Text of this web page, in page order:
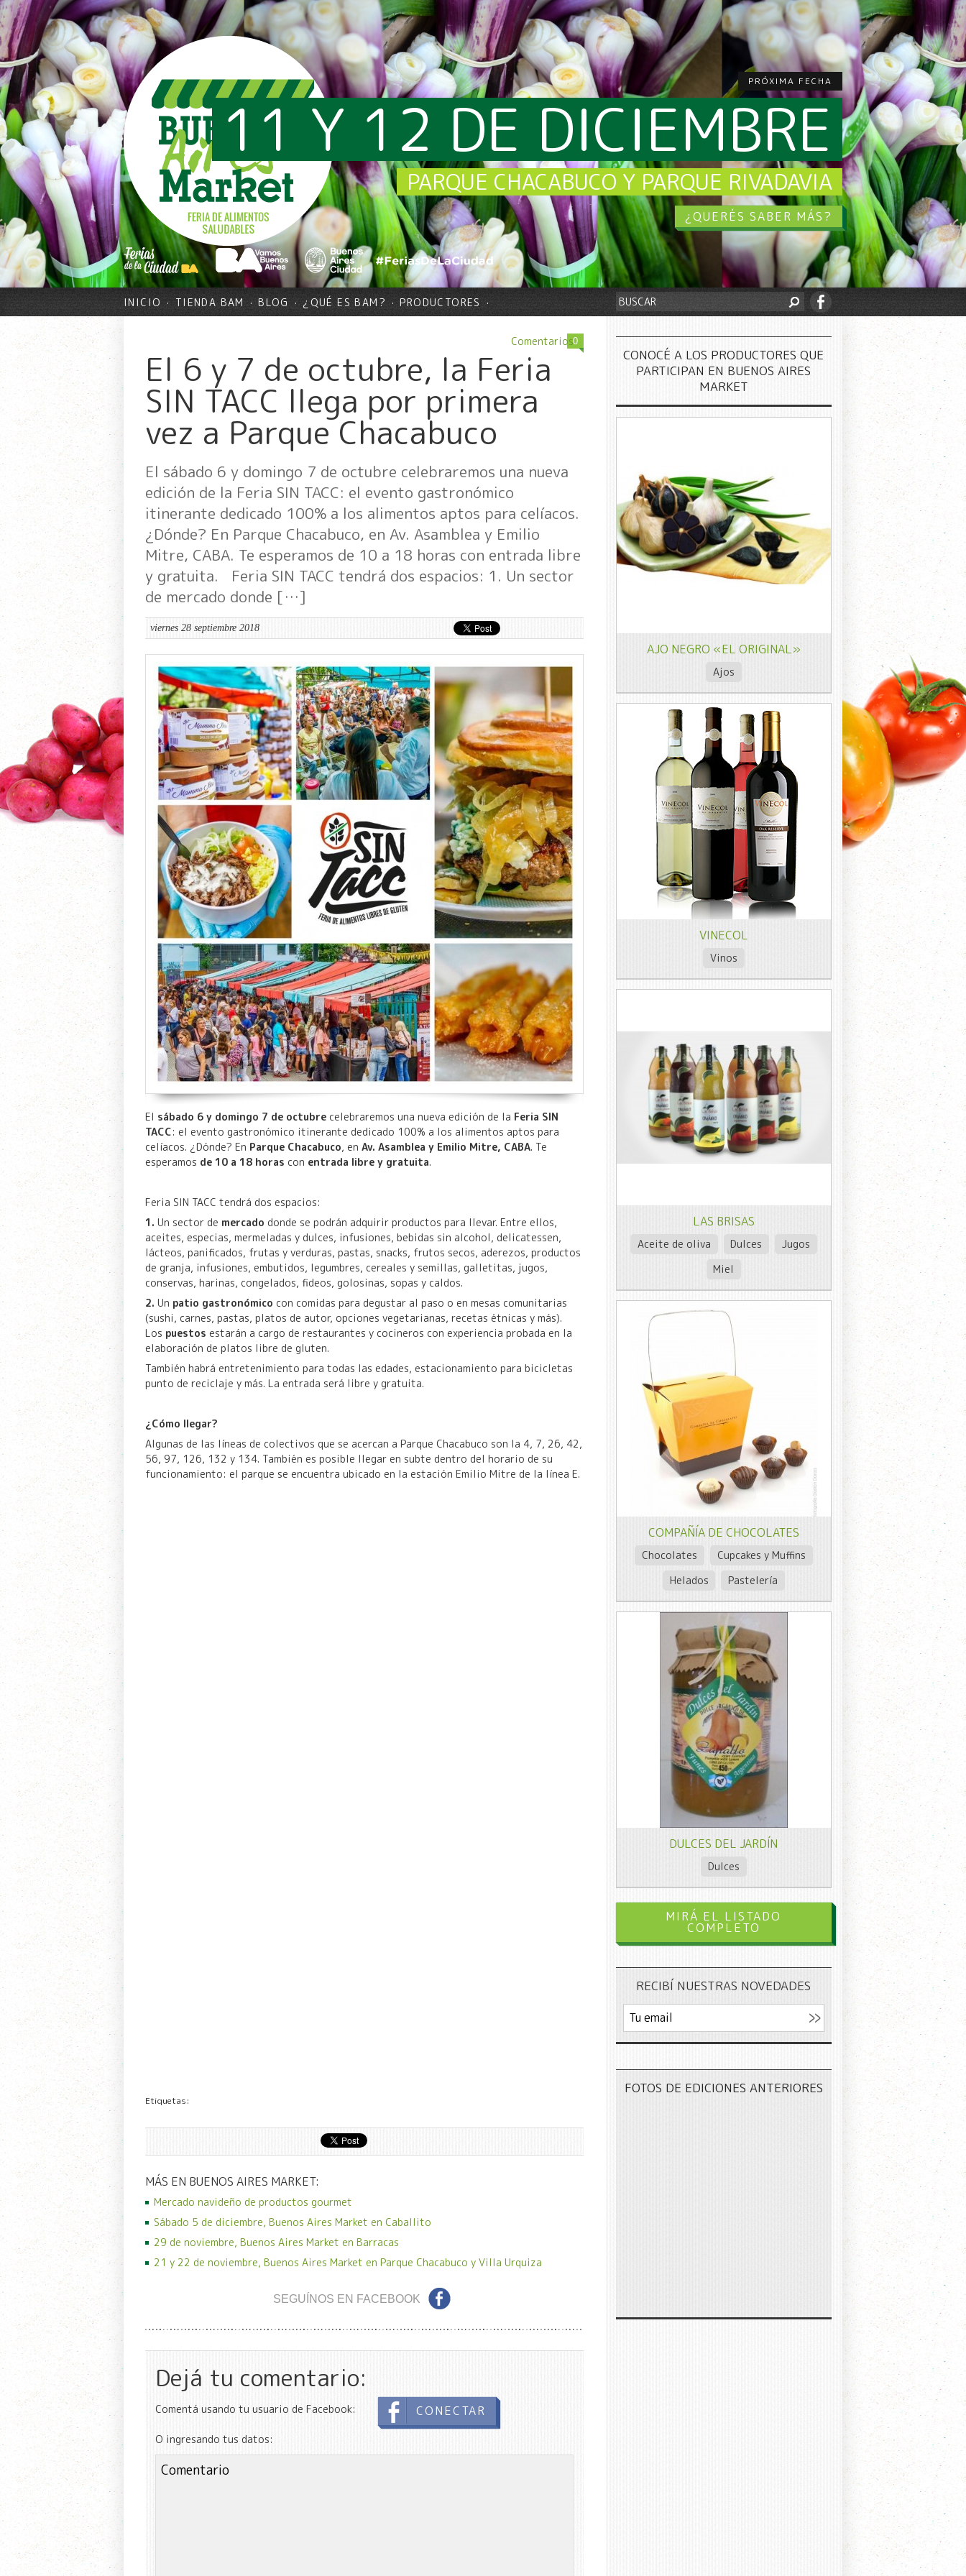
PRÓXIMA FECHA
11 Y 12 DE DICIEMBRE
PARQUE CHACABUCO Y PARQUE RIVADAVIA
¿QUERÉS SABER MÁS?
INICIO TIENDA BAM BLOG ¿QUÉ ES BAM? PRODUCTORES
Comentarios0
El 6 y 7 de octubre, la Feria
SIN TACC llega por primera
vez a Parque Chacabuco
El sábado 6 y domingo 7 de octubre celebraremos una nueva
edición de la Feria SIN TACC: el evento gastronómico
itinerante dedicado 100% a los alimentos aptos para celíacos.
¿Dónde? En Parque Chacabuco, en Av. Asamblea y Emilio
Mitre, CABA. Te esperamos de 10 a 18 horas con entrada libre
y gratuita. Feria SIN TACC tendrá dos espacios: 1. Un sector
de mercado donde […]
viernes 28 septiembre 2018
El sábado 6 y domingo 7 de octubrecelebraremos una nueva edición de la Feria SIN
TACC: el evento gastronómico itinerante dedicado 100% a los alimentos aptos para
celíacos. ¿Dónde? En Parque Chacabuco, en Av. Asamblea y Emilio Mitre, CABA. Te
esperamos de 10 a 18 horas con entrada libre y gratuita.
Feria SIN TACC tendrá dos espacios:
1. Un sector de mercado donde se podrán adquirir productos para llevar. Entre ellos,
aceites, especias, mermeladas y dulces, infusiones, bebidas sin alcohol, delicatessen,
lácteos, panificados, frutas y verduras, pastas, snacks, frutos secos, aderezos, productos
de granja, infusiones, embutidos, legumbres, cereales y semillas, galletitas, jugos,
conservas, harinas, congelados, fideos, golosinas, sopas y caldos.
2. Un patio gastronómico con comidas para degustar al paso o en mesas comunitarias
(sushi, carnes, pastas, platos de autor, opciones vegetarianas, recetas étnicas y más).
Los puestos estarán a cargo de restaurantes y cocineros con experiencia probada en la
elaboración de platos libre de gluten.
También habrá entretenimiento para todas las edades, estacionamiento para bicicletas
punto de reciclaje y más. La entrada será libre y gratuita.
¿Cómo llegar?
Algunas de las líneas de colectivos que se acercan a Parque Chacabuco son la 4, 7, 26, 42,
56, 97, 126, 132 y 134. También es posible llegar en subte dentro del horario de su
funcionamiento: el parque se encuentra ubicado en la estación Emilio Mitre de la línea E.
Etiquetas:
MÁS EN BUENOS AIRES MARKET:
Mercado navideño de productos gourmet
Sábado 5 de diciembre, Buenos Aires Market en Caballito
29 de noviembre, Buenos Aires Market en Barracas
21 y 22 de noviembre, Buenos Aires Market en Parque Chacabuco y Villa Urquiza
SEGUÍNOS EN FACEBOOK
Dejá tu comentario:
Comentá usando tu usuario de Facebook: CONECTAR
O ingresando tus datos:
CONOCÉ A LOS PRODUCTORES QUE
PARTICIPAN EN BUENOS AIRES
MARKET
AJO NEGRO «EL ORIGINAL»
Ajos
VINECOL
Vinos
LAS BRISAS
Aceite de oliva Dulces
Jugos
Miel
COMPAÑÍA DE CHOCOLATES
Chocolates
Cupcakes y Muffins
Helados
Pastelería
DULCES DEL JARDÍN
Dulces
MIRÁ EL LISTADO
COMPLETO
RECIBÍ NUESTRAS NOVEDADES
FOTOS DE EDICIONES ANTERIORES